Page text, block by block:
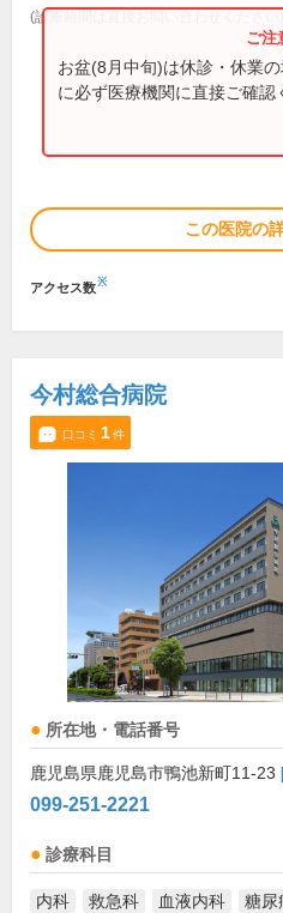
(診療時間は直接お問い合わせください)
お盆(8月中旬)は休診・休業
に必ず医療機関に直接ご確認
この医院の
アクセス数※
今村総合病院
口コミ 1件
所在地・電話番号
鹿児島県鹿児島市鴨池新町11-23
099-251-2221
診療科目
内科 救急科 血液内科 糖尿